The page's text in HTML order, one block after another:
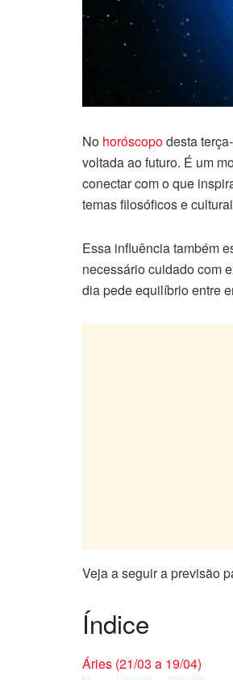
No horóscopodesta
voltada ao futuro. É um
conectar com o que
temas filosóficos e
Essa influência também
necessário cuidado com
dia pede equilíbrio entre
Veja a seguir a previsão
Índice
Áries (21/03 a 19/04)